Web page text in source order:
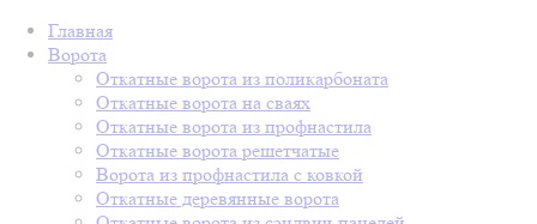
Главная
Ворота
Откатные ворота из поликарбоната
Откатные ворота на сваях
Откатные ворота из профнастила
Откатные ворота решетчатые
Ворота из профнастила с ковкой
Откатные деревянные ворота